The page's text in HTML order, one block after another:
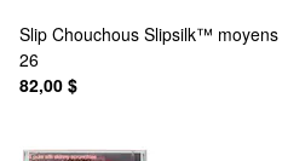
Slip Chouchous Slipsilk™ moyens
26
82,00 $